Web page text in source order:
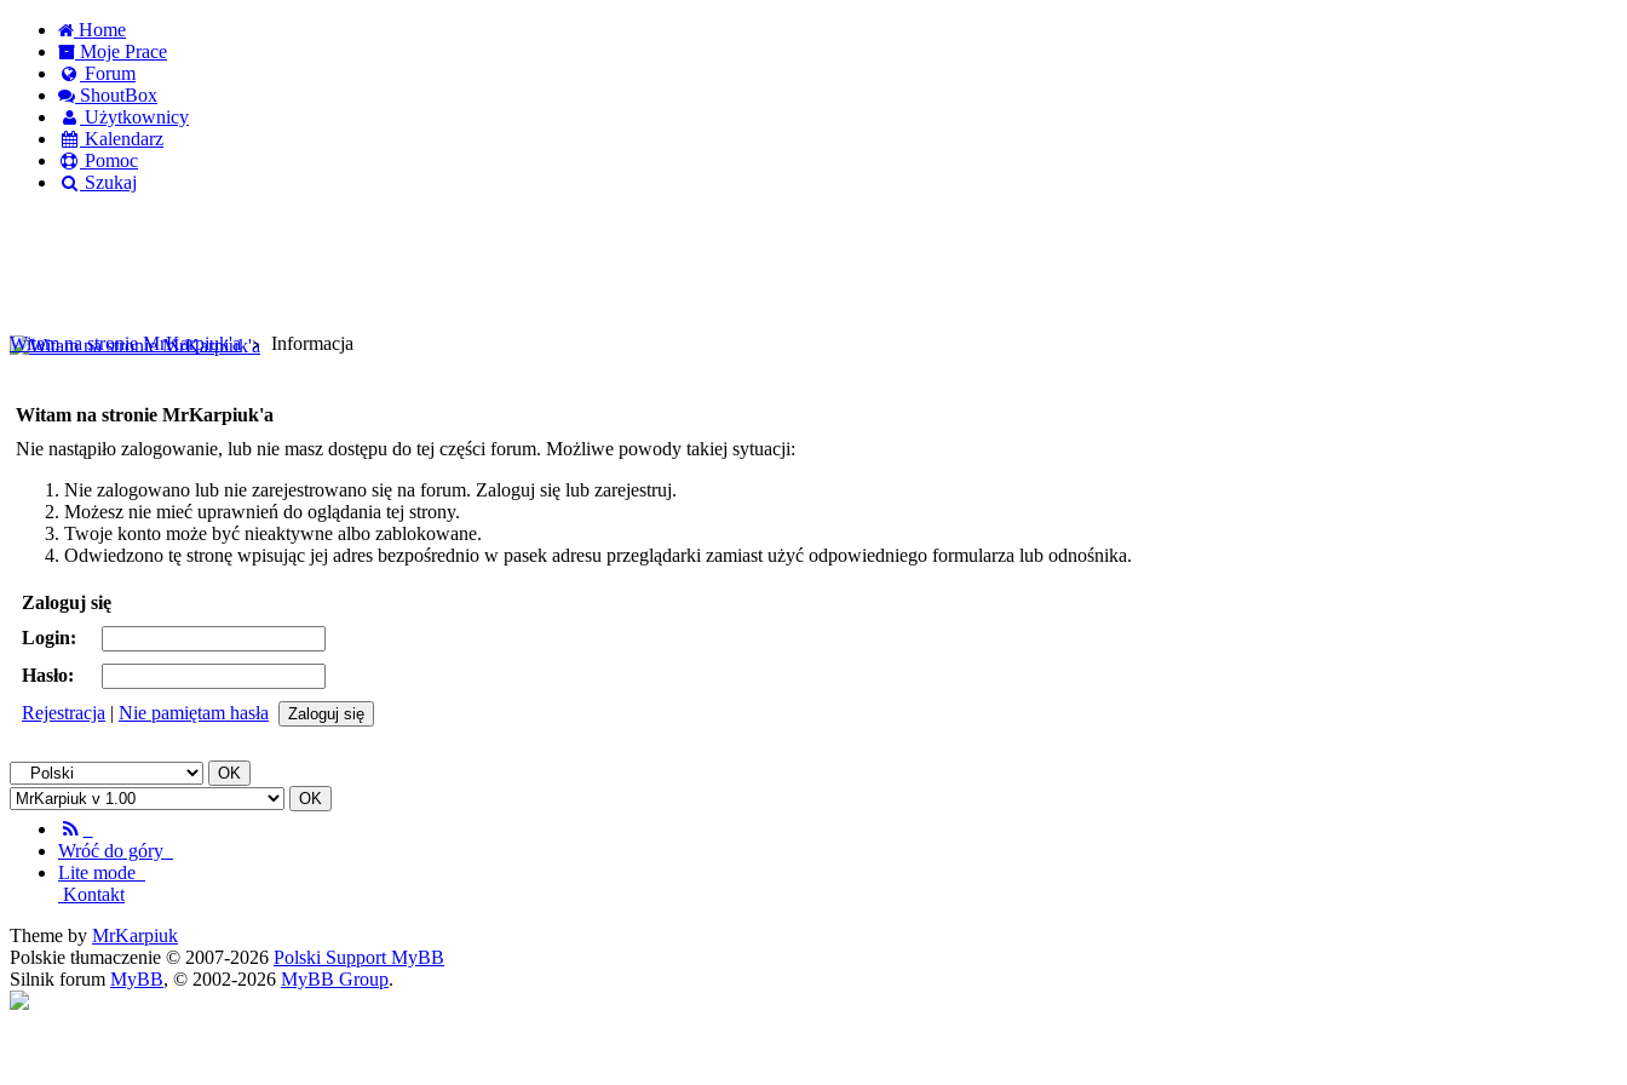
Home
Moje Prace
Forum
ShoutBox
Użytkownicy
Kalendarz
Pomoc
Szukaj
Witam na stronie MrKarpiuk'a
Informacja
Witam na stronie MrKarpiuk'a
Nie nastąpiło zalogowanie, lub nie masz dostępu do tej części forum. Możliwe powody takiej sytuacji:
Nie zalogowano lub nie zarejestrowano się na forum. Zaloguj się lub zarejestruj.
Możesz nie mieć uprawnień do oglądania tej strony.
Twoje konto może być nieaktywne albo zablokowane.
Odwiedzono tę stronę wpisując jej adres bezpośrednio w pasek adresu przeglądarki zamiast użyć odpowiedniego formularza lub odnośnika.
Zaloguj się
Login:
Hasło:
Rejestracja | Nie pamiętam hasła
Wróć do góry
Lite mode
Kontakt
Theme by MrKarpiuk
Polskie tłumaczenie © 2007-2026 Polski Support MyBB
Silnik forum MyBB, © 2002-2026 MyBB Group.